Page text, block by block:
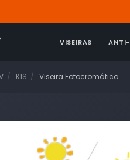
VISEIRAS
K1S Viseira Fotocromática